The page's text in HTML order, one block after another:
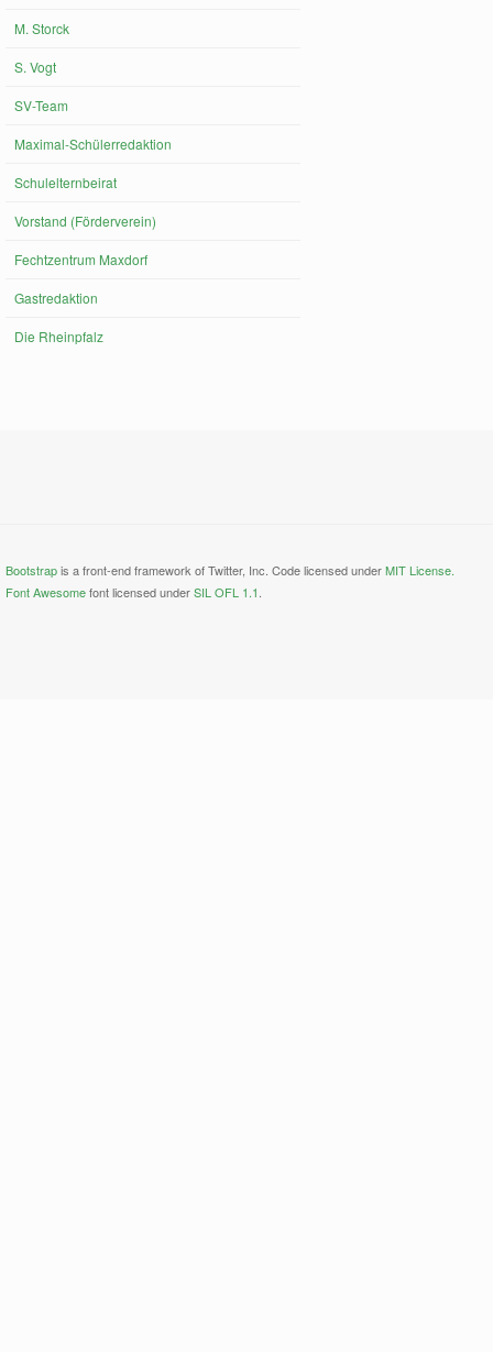
M. Storck
S. Vogt
SV-Team
Maximal-Schülerredaktion
Schulelternbeirat
Vorstand (Förderverein)
Fechtzentrum Maxdorf
Gastredaktion
Die Rheinpfalz
Bootstrapis a front-end framework of Twitter, Inc. Code licensed underMIT License.
Font Awesomefont licensed underSIL OFL 1.1